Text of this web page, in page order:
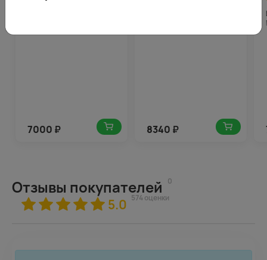
7000 ₽
коробке
8340 ₽
Отзывы покупателей 0
5.0 574 оценки